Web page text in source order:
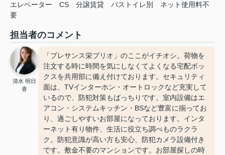
エレベーター CS 分譲賃貸 バストイレ別
ネット使用料不
要
担当者のコメント
清水 明日
香
「プレサンス栄ブリオ」のここがイチオシ。荷物を
注文する時に時間を気にしなくてよくなる宅配ボッ
クスを共用部に備え付けております。セキュリティ
面は、TVインターホン・オートロックなど充実して
いるので、防犯対策もばっちりです。室内設備はエ
アコン・システムキッチン・BSなど豊富に揃ってお
り、過ごしやすいお部屋になっております。インタ
ーネット有り物件、生活に役立ち調べものラクラ
ク。防犯意識が高い方も安心、防犯カメラ設備付き
です。敷金不要のマンションです。お部屋探しの時